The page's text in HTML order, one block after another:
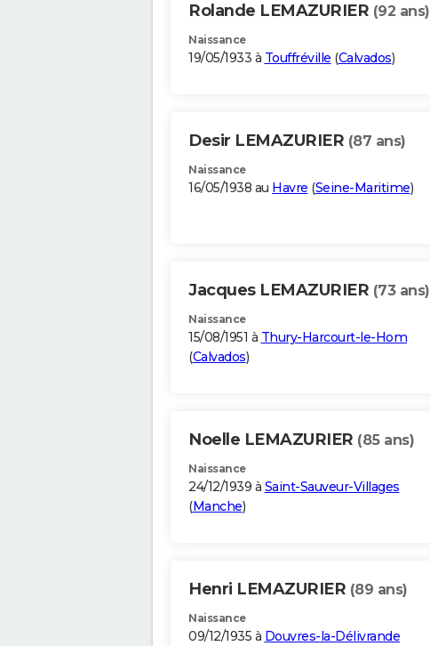
Rolande LEMAZURIER (92 ans)
Naissance
19/05/1933 à Touffréville (Calvados)
Desir LEMAZURIER (87 ans)
Naissance
16/05/1938 au Havre (Seine-Maritime)
Jacques LEMAZURIER (73 ans)
Naissance
15/08/1951 à Thury-Harcourt-le-Hom
(Calvados)
Noelle LEMAZURIER (85 ans)
Naissance
24/12/1939 à Saint-Sauveur-Villages
(Manche)
Henri LEMAZURIER (89 ans)
Naissance
09/12/1935 à Douvres-la-Délivrande